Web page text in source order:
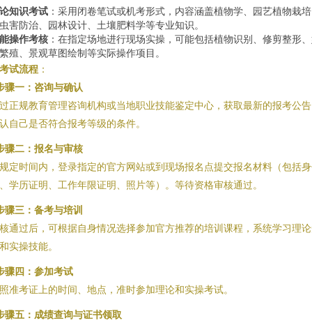
知识考试 ：采用闭卷笔试或机考形式，内容涵盖植物学、园艺植物栽
害防治、园林设计、土壤肥料学等专业知识。
操作考核 ：在指定场地进行现场实操，可能包括植物识别、修剪整形
殖、景观草图绘制等实际操作项目。
考试流程 ：
骤一：咨询与确认
正规教育管理咨询机构或当地职业技能鉴定中心，获取最新的报考公
自己是否符合报考等级的条件。
骤二：报名与审核
定时间内，登录指定的官方网站或到现场报名点提交报名材料（包括
学历证明、工作年限证明、照片等）。等待资格审核通过。
骤三：备考与培训
通过后，可根据自身情况选择参加官方推荐的培训课程，系统学习理
实操技能。
骤四：参加考试
准考证上的时间、地点，准时参加理论和实操考试。
骤五：成绩查询与证书领取